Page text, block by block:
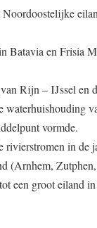
Batavia en Frisia
Rijn – IJssel en
waterhuishouding
vormde.
rivierstromen in de
(Arnhem, Zutphen,
een groot eiland